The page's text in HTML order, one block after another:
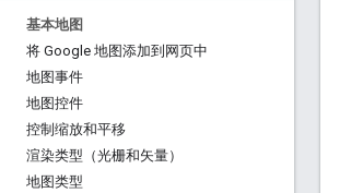
基本地图
将 Google 地图添加到网页中
地图事件
地图控件
控制缩放和平移
渲染类型（光栅和矢量）
地图类型